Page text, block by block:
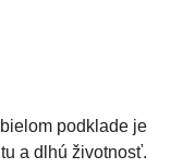
podklade je
a dlhú životnosť.